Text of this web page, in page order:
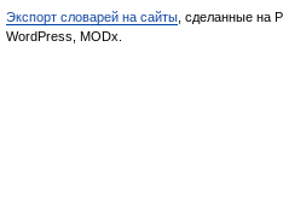
Экспорт словарей на сайты , сделанные на
WordPress, MODx.